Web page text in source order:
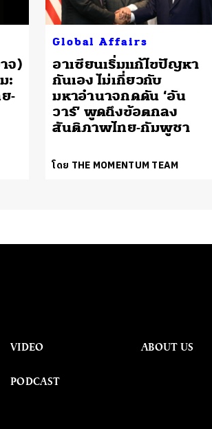
จ)
:
-
Global Affairs
อาเซียนเริ่มแก้ไขปัญหา
กันเอง ไม่เกี่ยวกับ
มหาอำนาจกดดัน ‘อัน
วาร์’ พูดถึงข้อตกลง
สันติภาพไทย-กัมพูชา
โดย THE MOMENTUM TEAM
VIDEO
PODCAST
ABOUT US